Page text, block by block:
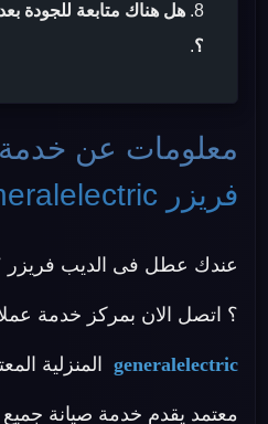
هل هناك متابعة للجودة
؟.
معلومات عن خدمة
فريزر generalelectric
عندك عطل فى الديب فريزر
؟ اتصل الان بمركز خدمة
generalelectric المنزلية
معتمد يقدم خدمة صيانة جميع